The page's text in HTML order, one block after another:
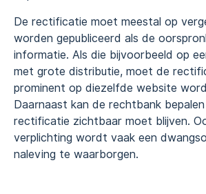
De rectificatie moet meestal op
worden gepubliceerd als de
informatie. Als die bijvoorbeeld op
met grote distributie, moet de
prominent op diezelfde website
Daarnaast kan de rechtbank
rectificatie zichtbaar moet blijven.
verplichting wordt vaak een
naleving te waarborgen.